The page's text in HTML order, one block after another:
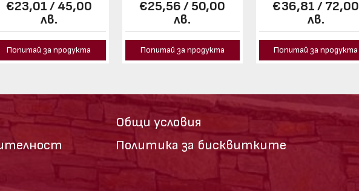
€23,01 / 45,00
лв.
Попитай за продукта
€25,56 / 50,00
лв.
Попитай за продукта
€36,81 / 72,00
лв.
Попитай за продукта
Общи условия
Политика за бисквитките